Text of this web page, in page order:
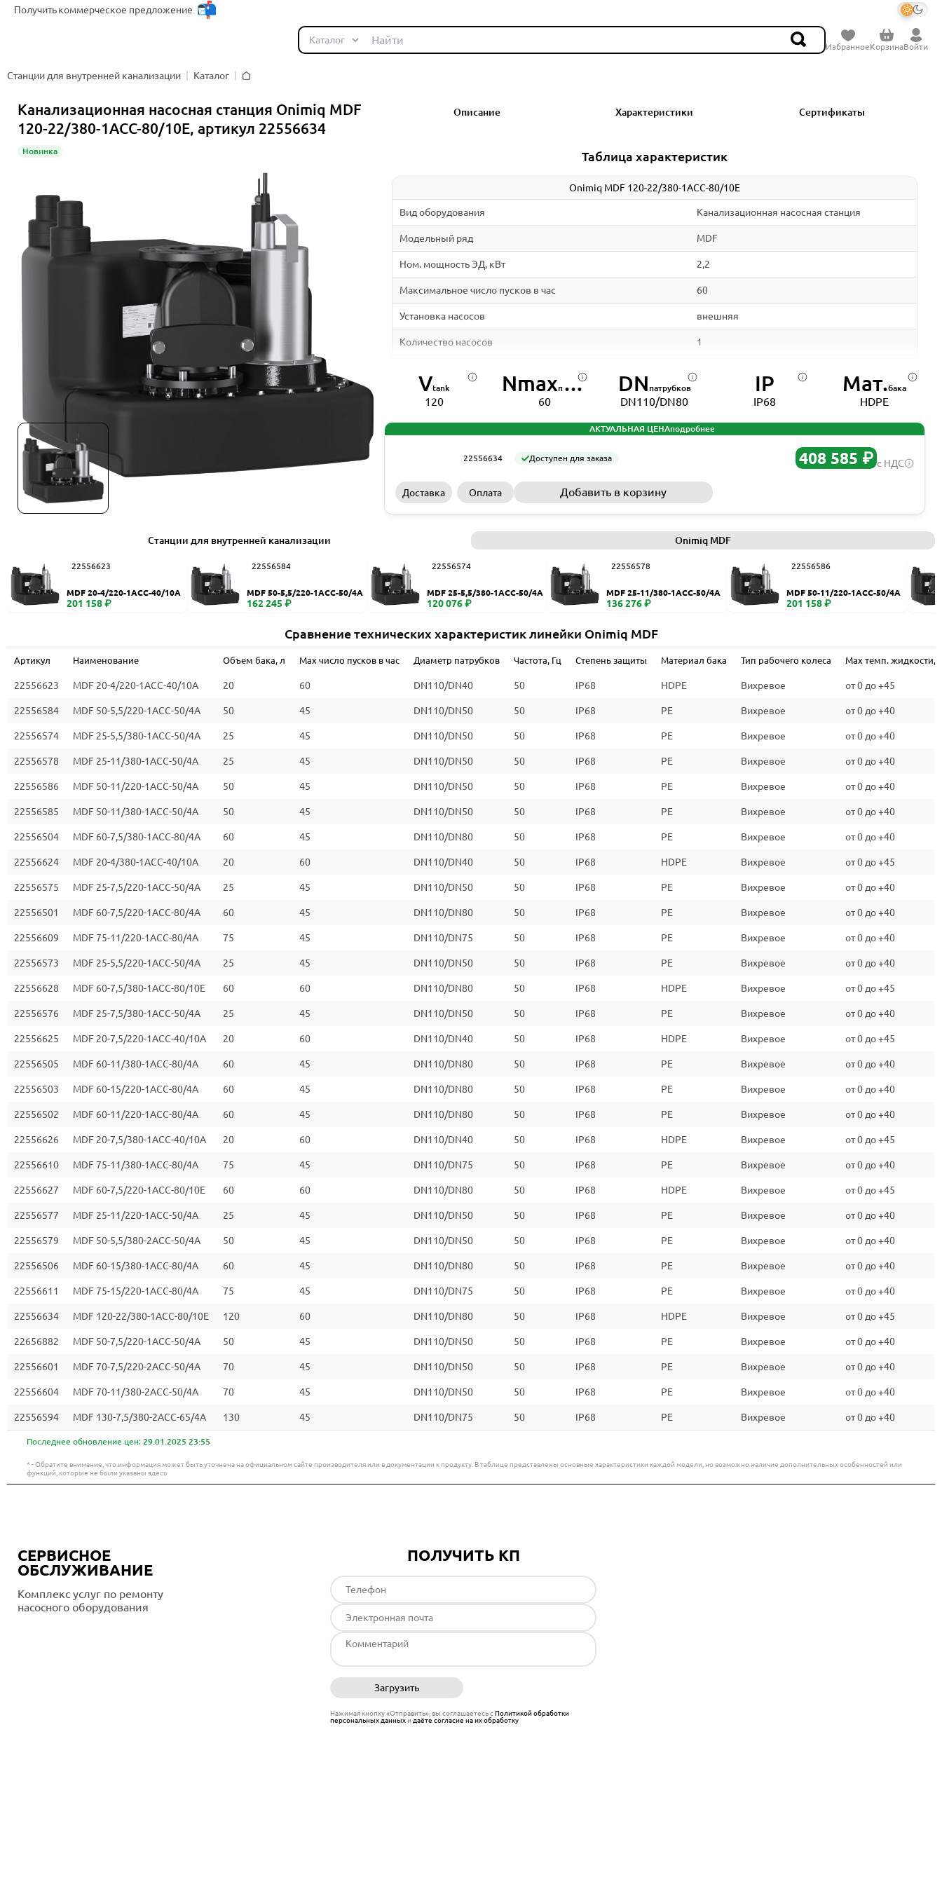
Получитькоммерческое предложение
ИзбранноеКорзинаВойти
Станции для внутренней канализации
Каталог
Канализационная насосная станция Onimiq MDF
120-22/380-1ACC-80/10E, артикул 22556634
Новинка
Описание Характеристики Сертификаты
Таблица характеристик
Onimiq MDF 120-22/380-1ACC-80/10E
Вид оборудования Канализационная насосная станция
Модельный ряд MDF
Ном. мощность ЭД, кВт 2,2
Максимальное число пусков в час 60
Установка насосов внешняя
Количество насосов 1
Материал бака полиэтилен высокой плотности
Диаметр входного патрубка, DN 110 мм
Диаметр вентиляционного патрубка, DN 50 мм
Длина кабеля, м
Частота питающей сети, Гц 50
Размеры, мм
Вес, кг
Vtank
120
Nmaxпусков в час
60
DN патрубков
DN110/DN80
IP
IP68
Мат.бака
HDPE
АКТУАЛЬНАЯ ЦЕНАподробнее
22556634 Доступен для заказа 408 585 ₽ с НДС
Доставка Оплата Добавить в корзину
Станции для внутренней канализации Onimiq MDF
22556623
MDF 20-4/220-1ACC-40/10A
201 158 ₽
22556584
MDF 50-5,5/220-1ACC-50/4A
162 245 ₽
22556574
MDF 25-5,5/380-1ACC-50/4A
120 076 ₽
22556578
MDF 25-11/380-1ACC-50/4A
136 276 ₽
22556586
MDF 50-11/220-1ACC-50/4A
201 158 ₽
Сравнение технических характеристик линейки Onimiq MDF
Артикул Наименование Объем бака, л Max число пусков в час Диаметр патрубков Частота, Гц Степень защиты Материал бака Тип рабочего колеса Max темп. жидкости,
22556623 MDF 20-4/220-1ACC-40/10A 20 60 DN110/DN40 50 IP68 HDPE Вихревое от 0 до +45
22556584 MDF 50-5,5/220-1ACC-50/4A 50 45 DN110/DN50 50 IP68 PE Вихревое от 0 до +40
22556574 MDF 25-5,5/380-1ACC-50/4A 25 45 DN110/DN50 50 IP68 PE Вихревое от 0 до +40
22556578 MDF 25-11/380-1ACC-50/4A 25 45 DN110/DN50 50 IP68 PE Вихревое от 0 до +40
22556586 MDF 50-11/220-1ACC-50/4A 50 45 DN110/DN50 50 IP68 PE Вихревое от 0 до +40
22556585 MDF 50-11/380-1ACC-50/4A 50 45 DN110/DN50 50 IP68 PE Вихревое от 0 до +40
22556504 MDF 60-7,5/380-1ACC-80/4A 60 45 DN110/DN80 50 IP68 PE Вихревое от 0 до +40
22556624 MDF 20-4/380-1ACC-40/10A 20 60 DN110/DN40 50 IP68 HDPE Вихревое от 0 до +45
22556575 MDF 25-7,5/220-1ACC-50/4A 25 45 DN110/DN50 50 IP68 PE Вихревое от 0 до +40
22556501 MDF 60-7,5/220-1ACC-80/4A 60 45 DN110/DN80 50 IP68 PE Вихревое от 0 до +40
22556609 MDF 75-11/220-1ACC-80/4A 75 45 DN110/DN75 50 IP68 PE Вихревое от 0 до +40
22556573 MDF 25-5,5/220-1ACC-50/4A 25 45 DN110/DN50 50 IP68 PE Вихревое от 0 до +40
22556628 MDF 60-7,5/380-1ACC-80/10E 60 60 DN110/DN80 50 IP68 HDPE Вихревое от 0 до +45
22556576 MDF 25-7,5/380-1ACC-50/4A 25 45 DN110/DN50 50 IP68 PE Вихревое от 0 до +40
22556625 MDF 20-7,5/220-1ACC-40/10A 20 60 DN110/DN40 50 IP68 HDPE Вихревое от 0 до +45
22556505 MDF 60-11/380-1ACC-80/4A 60 45 DN110/DN80 50 IP68 PE Вихревое от 0 до +40
22556503 MDF 60-15/220-1ACC-80/4A 60 45 DN110/DN80 50 IP68 PE Вихревое от 0 до +40
22556502 MDF 60-11/220-1ACC-80/4A 60 45 DN110/DN80 50 IP68 PE Вихревое от 0 до +40
22556626 MDF 20-7,5/380-1ACC-40/10A 20 60 DN110/DN40 50 IP68 HDPE Вихревое от 0 до +45
22556610 MDF 75-11/380-1ACC-80/4A 75 45 DN110/DN75 50 IP68 PE Вихревое от 0 до +40
22556627 MDF 60-7,5/220-1ACC-80/10E 60 60 DN110/DN80 50 IP68 HDPE Вихревое от 0 до +45
22556577 MDF 25-11/220-1ACC-50/4A 25 45 DN110/DN50 50 IP68 PE Вихревое от 0 до +40
22556579 MDF 50-5,5/380-2ACC-50/4A 50 45 DN110/DN50 50 IP68 PE Вихревое от 0 до +40
22556506 MDF 60-15/380-1ACC-80/4A 60 45 DN110/DN80 50 IP68 PE Вихревое от 0 до +40
22556611 MDF 75-15/220-1ACC-80/4A 75 45 DN110/DN75 50 IP68 PE Вихревое от 0 до +40
22556634 MDF 120-22/380-1ACC-80/10E 120 60 DN110/DN80 50 IP68 HDPE Вихревое от 0 до +45
22656882 MDF 50-7,5/220-1ACC-50/4A 50 45 DN110/DN50 50 IP68 PE Вихревое от 0 до +40
22556601 MDF 70-7,5/220-2ACC-50/4A 70 45 DN110/DN50 50 IP68 PE Вихревое от 0 до +40
22556604 MDF 70-11/380-2ACC-50/4A 70 45 DN110/DN50 50 IP68 PE Вихревое от 0 до +40
22556594 MDF 130-7,5/380-2ACC-65/4A 130 45 DN110/DN75 50 IP68 PE Вихревое от 0 до +40
Последнее обновление цен: 29.01.2025 23:55
* - Обратите внимание, что информация может быть уточнена на официальном сайте производителя или в документации к продукту. В таблице представлены основные характеристики каждой модели, но возможно наличие дополнительных особенностей или
функций, которые не были указаны здесь
СЕРВИСНОЕ
ОБСЛУЖИВАНИЕ
Комплекс услуг по ремонту
насосного оборудования
ПОЛУЧИТЬ КП
Загрузить
Нажимая кнопку «Отправить», вы соглашаетесь сПолитикой обработки
персональных данныхи даёте согласие на их обработку